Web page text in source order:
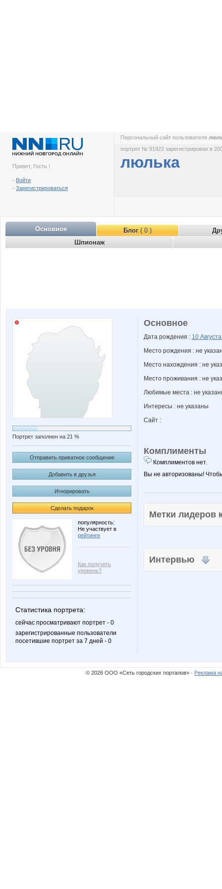
Привет, Гость !
- Войти
- Зарегистрироваться
Персональный сайт пользователя
портрет № 91922 зарегистрирован в
люлька
Основное Блог( 0 )
Шпионаж
Портрет заполнен на 21 %
Отправить приватное сообщение
Добавить в друзья
Игнорировать
Сделать подарок
популярность:
Не участвует в
рейтинге
Как получить
уровень?
Статистика портрета:
сейчас просматривают портрет - 0
зарегистрированные пользователи
посетившие портрет за 7 дней - 0
Основное
Дата рождения : 10
Место рождения : не
Место нахождения : не
Место проживания : не
Любимые места : не
Интересы : не указаны
Сайт :
Комплименты
Комплиментов нет.
Вы не авторизованы!
Метки
Интервью
© 2026 ООО «Сеть городских порталов» · Реклама